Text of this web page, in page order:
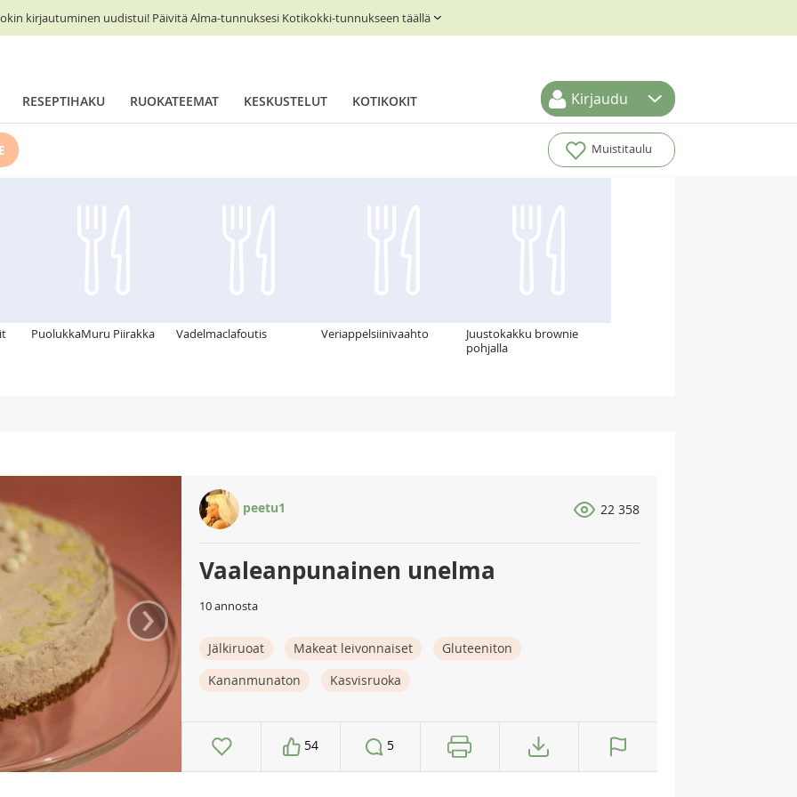
kirjautuminen uudistui! Päivitä Alma-tunnuksesi Kotikokki-tunnukseen täällä
RESEPTIHAKU RUOKATEEMAT KESKUSTELUT KOTIKOKIT Kirjaudu
Muistitaulu
PuolukkaMuru Piirakka Vadelmaclafoutis Veriappelsiinivaahto
Juustokakku brownie
pohjalla
›
peetu1 22 358
Vaaleanpunainen unelma
10 annosta
Jälkiruoat Makeat leivonnaiset
Gluteeniton
Kananmunaton
Kasvisruoka
54 5